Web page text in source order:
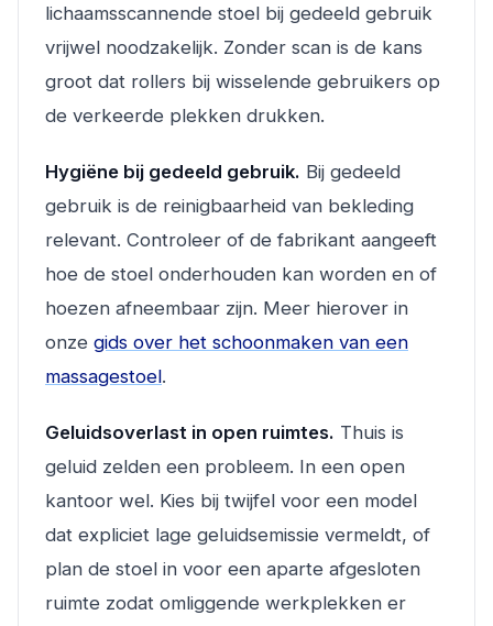
lichaamsscannende stoel bij gedeeld gebruik
vrijwel noodzakelijk. Zonder scan is de kans
groot dat rollers bij wisselende gebruikers op
de verkeerde plekken drukken.
Hygiëne bij gedeeld gebruik. Bij gedeeld
gebruik is de reinigbaarheid van bekleding
relevant. Controleer of de fabrikant aangeeft
hoe de stoel onderhouden kan worden en of
hoezen afneembaar zijn. Meer hierover in
onze gids over het schoonmaken van een
massagestoel.
Geluidsoverlast in open ruimtes. Thuis is
geluid zelden een probleem. In een open
kantoor wel. Kies bij twijfel voor een model
dat expliciet lage geluidsemissie vermeldt, of
plan de stoel in voor een aparte afgesloten
ruimte zodat omliggende werkplekken er